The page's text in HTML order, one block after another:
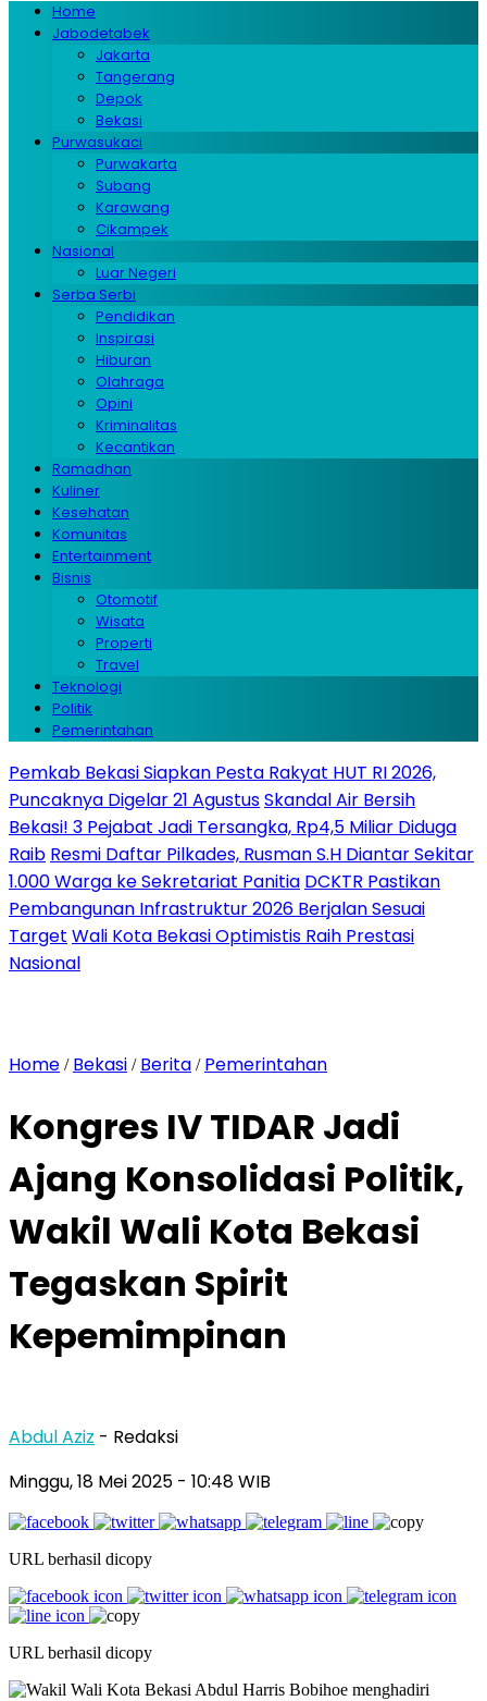
Home
Jabodetabek
Jakarta
Tangerang
Depok
Bekasi
Purwasukaci
Purwakarta
Subang
Karawang
Cikampek
Nasional
Luar Negeri
Serba Serbi
Pendidikan
Inspirasi
Hiburan
Olahraga
Opini
Kriminalitas
Kecantikan
Ramadhan
Kuliner
Kesehatan
Komunitas
Entertainment
Bisnis
Otomotif
Wisata
Properti
Travel
Teknologi
Politik
Pemerintahan
Pemkab Bekasi Siapkan Pesta Rakyat HUT RI 2026,
Puncaknya Digelar 21 AgustusSkandal Air Bersih
Bekasi! 3 Pejabat Jadi Tersangka, Rp4,5 Miliar Diduga
Raib Resmi Daftar Pilkades, Rusman S.H Diantar Sekitar
1.000 Warga ke Sekretariat Panitia DCKTR Pastikan
Pembangunan Infrastruktur 2026 Berjalan Sesuai
Target Wali Kota Bekasi Optimistis Raih Prestasi
Nasional
Home / Bekasi / Berita / Pemerintahan
Kongres IV TIDAR Jadi
Ajang Konsolidasi Politik,
Wakil Wali Kota Bekasi
Tegaskan Spirit
Kepemimpinan
Abdul Aziz - Redaksi
Minggu, 18 Mei 2025 - 10:48 WIB
URL berhasil dicopy
URL berhasil dicopy